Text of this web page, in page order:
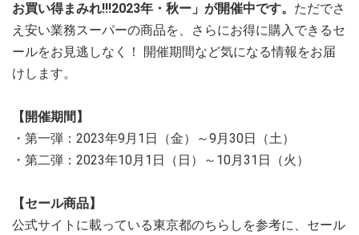
お買い得まみれ!!!2023年・秋ー」が開催中です。 ただでさ
え安い業務スーパーの商品を、さらにお得に購入できるセ
ールをお見逃しなく！ 開催期間など気になる情報をお届
けします。
【開催期間】
・第一弾：2023年9月1日（金）～9月30日（土）
・第二弾：2023年10月1日（日）～10月31日（火）
【セール商品】
公式サイトに載っている東京都のちらしを参考に、セール